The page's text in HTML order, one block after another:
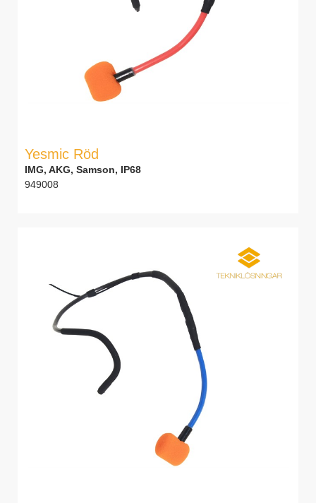
Yesmic Röd
IMG, AKG, Samson, IP68
949008